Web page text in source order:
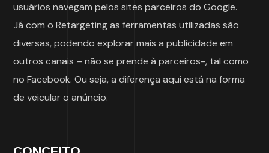
usuários navegam pelos sites parceiros do Google.
Já com o Retargeting as ferramentas utilizadas são
diversas, podendo explorar mais a publicidade em
outros canais – não se prende à parceiros-, tal como
no Facebook. Ou seja, a diferença aqui está na forma
de veicular o anúncio.